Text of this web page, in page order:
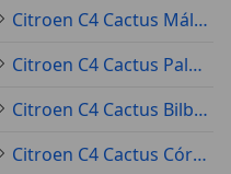
Citroen C4 Cactus Málaga
Citroen C4 Cactus Palma
Citroen C4 Cactus Bilbao
Citroen C4 Cactus Córdoba